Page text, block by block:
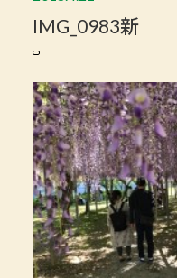
IMG_0983新